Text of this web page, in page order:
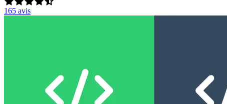
165 avis